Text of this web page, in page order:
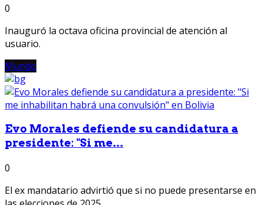
0
Inauguró la octava oficina provincial de atención al
usuario.
Mundo
Evo Morales defiende su candidatura a
presidente: "Si me...
0
El ex mandatario advirtió que si no puede presentarse en